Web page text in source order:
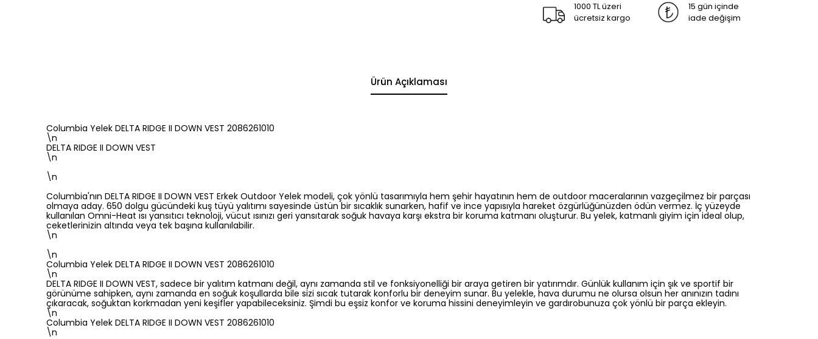
1000 TL üzeri
ücretsiz kargo
15 gün içinde
iade değişim
Ürün Açıklaması
Columbia Yelek DELTA RIDGE II DOWN VEST 2086261010
\n
DELTA RIDGE II DOWN VEST
\n
\n
Columbia'nın DELTA RIDGE II DOWN VEST Erkek Outdoor Yelek modeli, çok yönlü tasarımıyla hem şehir hayatının hem de outdoor maceralarının vazgeçilmez bir parçası
olmaya aday. 650 dolgu gücündeki kuş tüyü yalıtımı sayesinde üstün bir sıcaklık sunarken, hafif ve ince yapısıyla hareket özgürlüğünüzden ödün vermez. İç yüzeyde
kullanılan Omni-Heat ısı yansıtıcı teknoloji, vücut ısınızı geri yansıtarak soğuk havaya karşı ekstra bir koruma katmanı oluşturur. Bu yelek, katmanlı giyim için ideal olup,
ceketlerinizin altında veya tek başına kullanılabilir.
\n
\n
Columbia Yelek DELTA RIDGE II DOWN VEST 2086261010
\n
DELTA RIDGE II DOWN VEST, sadece bir yalıtım katmanı değil, aynı zamanda stil ve fonksiyonelliği bir araya getiren bir yatırımdır. Günlük kullanım için şık ve sportif bir
görünüme sahipken, aynı zamanda en soğuk koşullarda bile sizi sıcak tutarak konforlu bir deneyim sunar. Bu yelekle, hava durumu ne olursa olsun her anınızın tadını
çıkaracak, soğuktan korkmadan yeni keşifler yapabileceksiniz. Şimdi bu eşsiz konfor ve koruma hissini deneyimleyin ve gardırobunuza çok yönlü bir parça ekleyin.
\n
Columbia Yelek DELTA RIDGE II DOWN VEST 2086261010
\n